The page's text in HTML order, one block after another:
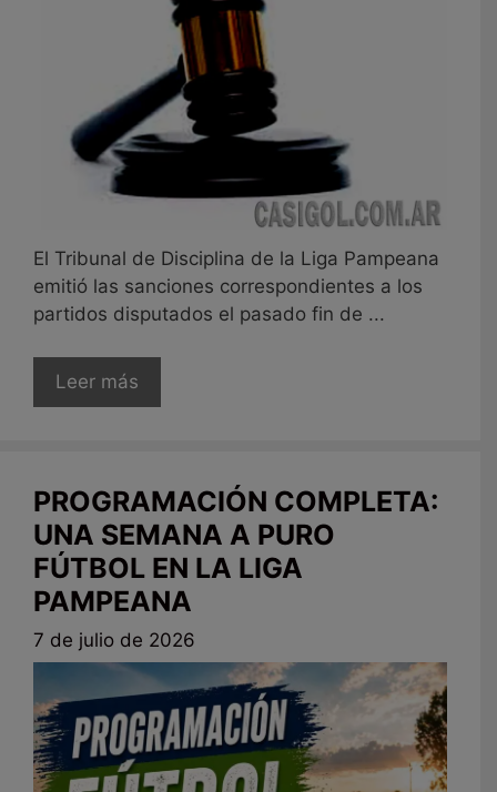
El Tribunal de Disciplina de la Liga Pampeana
emitió las sanciones correspondientes a los
partidos disputados el pasado fin de ...
Leer más
PROGRAMACIÓN COMPLETA:
UNA SEMANA A PURO
FÚTBOL EN LA LIGA
PAMPEANA
7 de julio de 2026